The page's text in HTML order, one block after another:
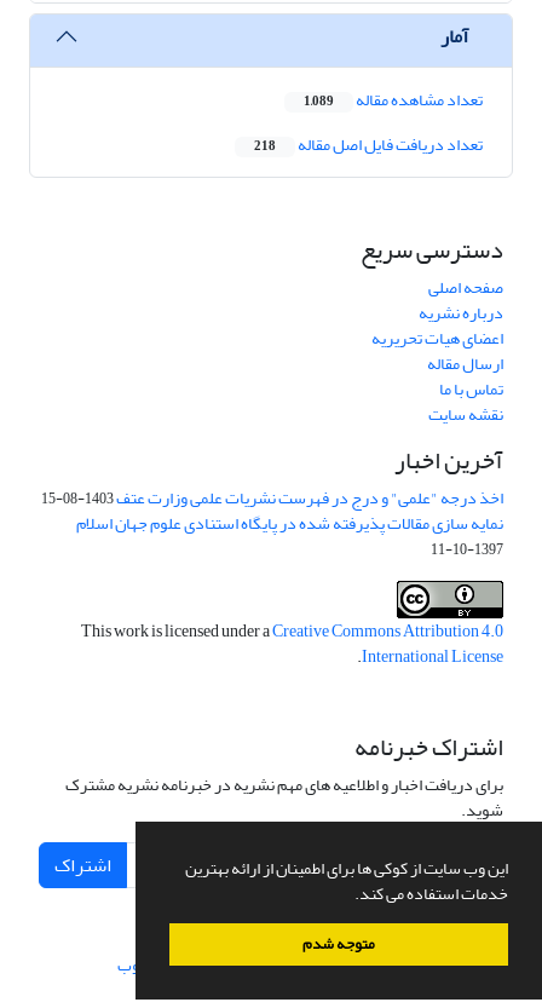
این وب سایت از کوکی ها برای اطمینان از ارائه بهترین
خدمات استفاده می کند.
متوجه شدم
آمار
تعداد مشاهده مقاله 1,089
تعداد دریافت فایل اصل مقاله 218
دسترسی سریع
صفحه اصلی
درباره نشریه
اعضای هیات تحریریه
ارسال مقاله
تماس با ما
نقشه سایت
آخرین اخبار
اخذ درجه "علمی" و درج در فهرست نشریات علمی وزارت عتف1403-08-15
نمایه سازی مقالات پذیرفته شده در پایگاه استنادی علوم جهان اسلام
1397-10-11
This work is licensed under aCreative Commons Attribution 4.0
International License
.
اشتراک خبرنامه
برای دریافت اخبار و اطلاعیه های مهم نشریه در خبرنامه نشریه مشترک
شوید.
اشتراک
سامانه مدیریت نشریات علمی.طراحی و پیاده سازی از سیناوب